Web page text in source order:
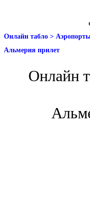
Онлайн табло >
Альмерия прилет
Онлайн